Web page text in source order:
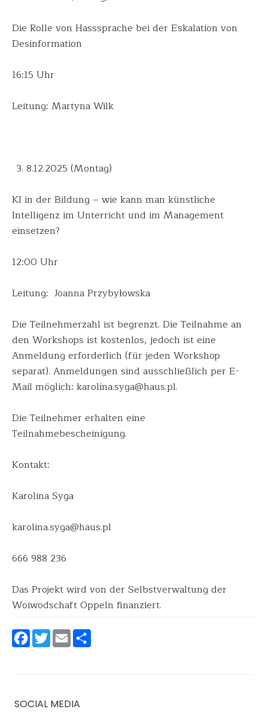
Die Rolle von Hasssprache bei der Eskalation von
Desinformation
16:15 Uhr
Leitung: Martyna Wilk
8.12.2025 (Montag)
KI in der Bildung – wie kann man künstliche
Intelligenz im Unterricht und im Management
einsetzen?
12:00 Uhr
Leitung: Joanna Przybyłowska
Die Teilnehmerzahl ist begrenzt. Die Teilnahme an
den Workshops ist kostenlos, jedoch ist eine
Anmeldung erforderlich (für jeden Workshop
separat). Anmeldungen sind ausschließlich per E-
Mail möglich: karolina.syga@haus.pl.
Die Teilnehmer erhalten eine
Teilnahmebescheinigung.
Kontakt:
Karolina Syga
karolina.syga@haus.pl
666 988 236
Das Projekt wird von der Selbstverwaltung der
Woiwodschaft Oppeln finanziert.
Facebook
Twitter
Email
SOCIAL MEDIA